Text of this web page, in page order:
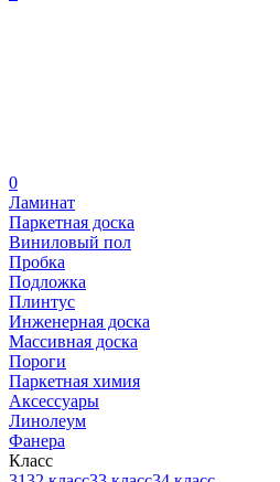
0
Ламинат
Паркетная доска
Виниловый пол
Пробка
Подложка
Плинтус
Инженерная доска
Массивная доска
Пороги
Паркетная химия
Аксессуары
Линолеум
Фанера
Класс